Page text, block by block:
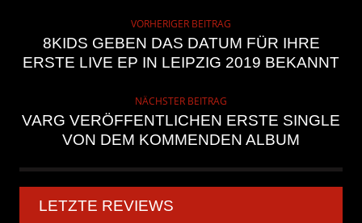
VORHERIGER BEITRAG
8KIDS GEBEN DAS DATUM FÜR IHRE
ERSTE LIVE EP IN LEIPZIG 2019 BEKANNT
NÄCHSTER BEITRAG
VARG VERÖFFENTLICHEN ERSTE SINGLE
VON DEM KOMMENDEN ALBUM
LETZTE REVIEWS